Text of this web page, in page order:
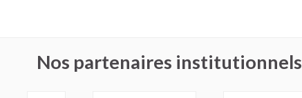
Nos partenaires institutionnels